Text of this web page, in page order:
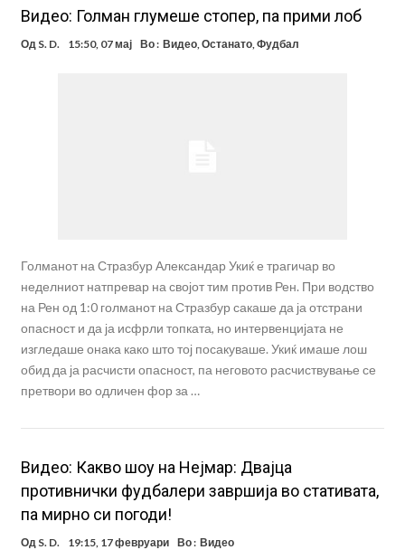
Видео: Голман глумеше стопер, па прими лоб
Од S. D. 15:50, 07 мај Во : Видео,Останато,Фудбал
Голманот на Стразбур Александар Укиќ е трагичар во
неделниот натпревар на својот тим против Рен. При водство
на Рен од 1:0 голманот на Стразбур сакаше да ја отстрани
опасност и да ја исфрли топката, но интервенцијата не
изгледаше онака како што тој посакуваше. Укиќ имаше лош
обид да ја расчисти опасност, па неговото расчиствување се
претвори во одличен фор за …
Видео: Какво шоу на Нејмар: Двајца
противнички фудбалери завршија во стативата,
па мирно си погоди!
Од S. D. 19:15, 17 февруари Во : Видео